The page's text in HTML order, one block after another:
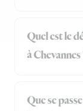
Quel est le
à Chevannes
Que se